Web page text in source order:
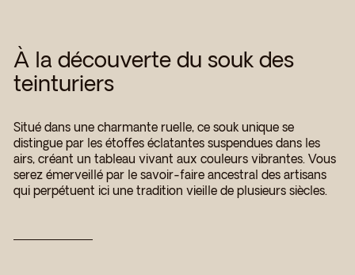
À la découverte du souk des
teinturiers
Situé dans une charmante ruelle, ce souk unique se
distingue par les étoffes éclatantes suspendues dans les
airs, créant un tableau vivant aux couleurs vibrantes. Vous
serez émerveillé par le savoir-faire ancestral des artisans
qui perpétuent ici une tradition vieille de plusieurs siècles.